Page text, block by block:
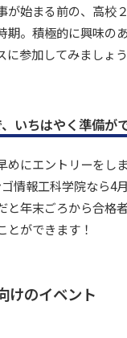
が始まる前の、高校
期。積極的に興味の
参加してみましょう
いちはやく準備が
めにエントリーをしま
情報工科学院なら4
と年末ごろから合格
とができます！
けのイベント